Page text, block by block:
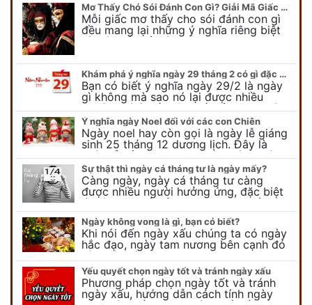
Mơ Thấy Chó Sói Đánh Con Gì? Giải Mã Giấc Mơ Bí Ẩn
Mỗi giấc mơ thấy cho sói đánh con gì
đều mang lại những ý nghĩa riêng biệt
và có thể phản ánh tâm trạng, suy nghĩ
Khám phá ý nghĩa ngày 29 tháng 2 có gì đặc biệt?
Bạn có biết ý nghĩa ngày 29/2 là ngày
gì không mà sao nó lại được nhiều
người chú ý đến vậy. Tất cả mọi người
đều cho rằng đây…
Ý nghĩa ngày Noel đối với các con Chiên
Ngày noel hay còn gọi là ngày lễ giáng
sinh 25 tháng 12 dương lịch. Đây là
ngày lễ của bên thiên chúa giáo, ngày
lễ thiên chúa giáng sinh,…
Sự thật thì ngày cá tháng tư là ngày mấy?
Càng ngày, ngày cá tháng tư càng
được nhiều người hưởng ứng, đặc biệt
là các bạn trẻ bởi họ sẽ nghĩ ra đủ trò
vui chơi, tinh nghịch, hài…
Ngày không vong là gì, bạn có biết?
Khi nói đến ngày xấu chúng ta có ngày
hắc đạo, ngày tam nương bên cạnh đó
còn có ngày không vong. Tuy nhiên khi
nói đến ngày không vong…
Yếu quyết chọn ngày tốt và tránh ngày xấu
Phương pháp chọn ngày tốt và tránh
ngày xấu, hướng dẫn cách tính ngày